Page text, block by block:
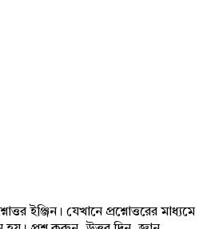
ইঞ্জিন। যেখানে প্রশ্নোত্তরের মাধ্যমে